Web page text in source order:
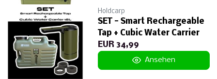
Holdcarp
SET - Smart Rechargeable
Tap + Cubic Water Carrier
EUR 34,99
Ansehen